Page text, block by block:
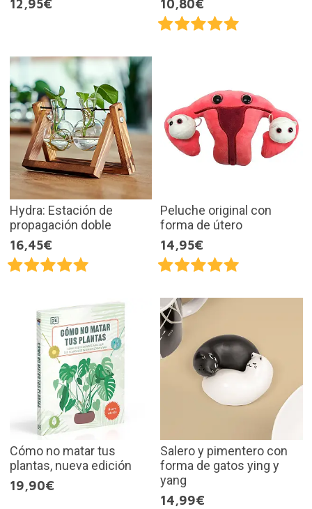
12,95€
10,80€
Hydra: Estación de
propagación doble
16,45€
Peluche original con
forma de útero
14,95€
Cómo no matar tus
plantas, nueva edición
19,90€
Salero y pimentero con
forma de gatos ying y
yang
14,99€